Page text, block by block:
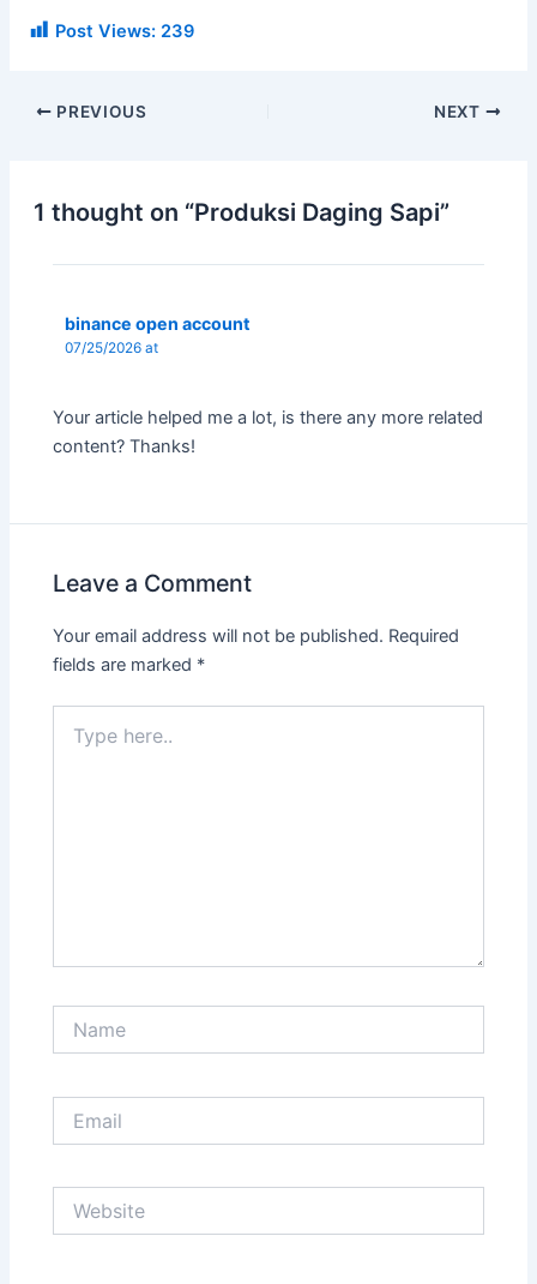
Post Views: 239
PREVIOUS NEXT
1 thought on “Produksi Daging Sapi”
binance open account
07/25/2026 at
Your article helped me a lot, is there any more related
content? Thanks!
Leave a Comment
Your email address will not be published. Required
fields are marked *
here..